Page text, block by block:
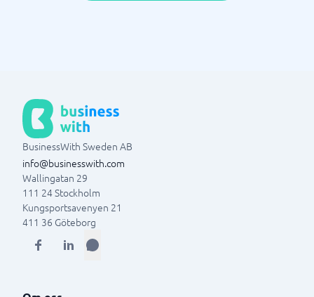
BusinessWith Sweden AB
info@businesswith.com
Wallingatan 29
111 24Stockholm
Kungsportsavenyen 21
411 36 Göteborg